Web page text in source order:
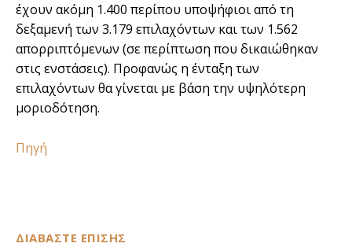
ΔΙΑΒΑΣΤΕ ΕΠΙΣΗΣ
έχουν ακόμη 1.400 περίπου υποψήφιοι από τη
δεξαμενή των 3.179 επιλαχόντων και των 1.562
απορριπτόμενων (σε περίπτωση που δικαιώθηκαν
στις ενστάσεις). Προφανώς η ένταξη των
επιλαχόντων θα γίνεται με βάση την υψηλότερη
μοριοδότηση.
Πηγή